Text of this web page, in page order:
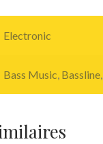
Electronic
Bass Music, Bassline,